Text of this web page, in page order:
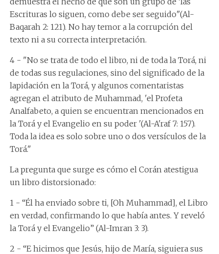
Escrituras lo siguen, como debe ser seguido"(Al-
Baqarah 2: 121). No hay temor a la corrupción del
texto ni a su correcta interpretación.
4 - "No se trata de todo el libro, ni de toda la Torá, ni
de todas sus regulaciones, sino del significado de la
lapidación en la Torá, y algunos comentaristas
agregan el atributo de Muhammad, 'el Profeta
Analfabeto, a quien se encuentran mencionados en
la Torá y el Evangelio en su poder '(Al-A'raf 7: 157).
Toda la idea es solo sobre uno o dos versículos de la
Torá."
La pregunta que surge es cómo el Corán atestigua
un libro distorsionado:
1 - “Él ha enviado sobre ti, [Oh Muhammad], el Libro
en verdad, confirmando lo que había antes. Y reveló
la Torá y el Evangelio” (Al-Imran 3: 3).
2 - “E hicimos que Jesús, hijo de María, siguiera sus